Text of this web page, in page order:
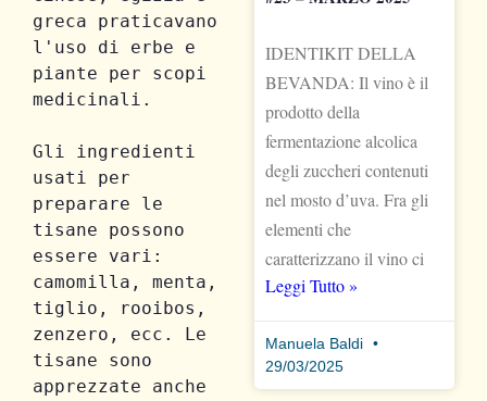
greca praticavano
l'uso di erbe e
piante per scopi
medicinali.
Gli ingredienti
usati per
preparare le
tisane possono
essere vari:
camomilla, menta,
tiglio, rooibos,
zenzero, ecc. Le
tisane sono
apprezzate anche
IDENTIKIT DELLA
BEVANDA: Il vino è il
prodotto della
fermentazione alcolica
degli zuccheri contenuti
nel mosto d’uva. Fra gli
elementi che
caratterizzano il vino ci
Leggi Tutto »
Manuela Baldi
29/03/2025